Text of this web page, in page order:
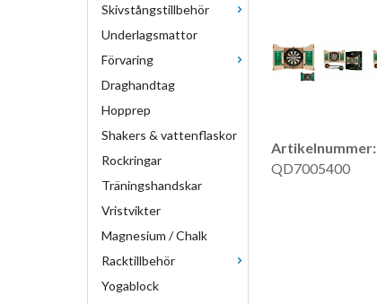
Skivstångstillbehör
Underlagsmattor
Förvaring
Draghandtag
Hopprep
Shakers & vattenflaskor
Rockringar
Träningshandskar
Vristvikter
Magnesium / Chalk
Racktillbehör
Yogablock
Artikelnummer:
QD7005400